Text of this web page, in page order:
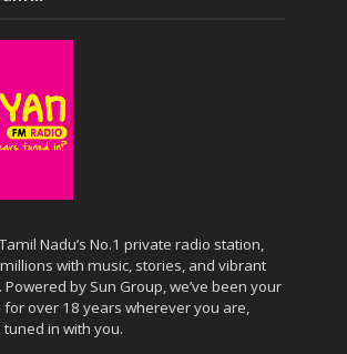
Nadu’s No.1 private radio station,
with music, stories, and vibrant
Powered by Sun Group, we’ve been your
for over 18 years wherever you are,
tuned in with you.